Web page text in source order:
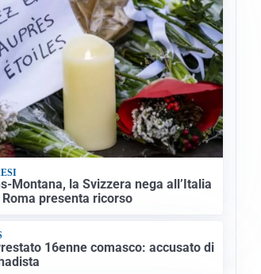
Montana, la Svizzera nega all’Italia
presenta ricorso
16enne comasco: accusato di